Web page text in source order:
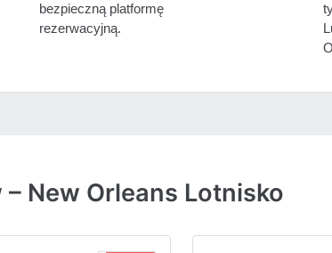
bezpieczną platformę
rezerwacyjną.
New Orleans Lotnisko